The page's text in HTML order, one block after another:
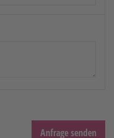
Anfrage senden